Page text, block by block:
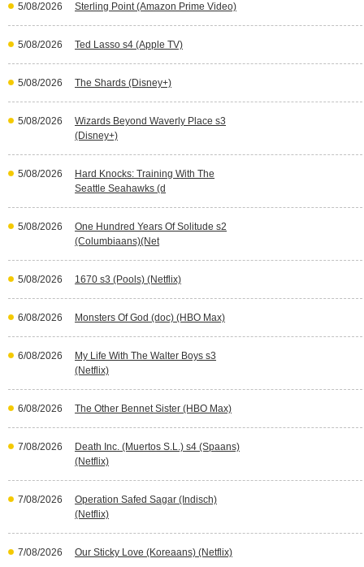
5/08/2026 Sterling Point (Amazon Prime Video)
5/08/2026 Ted Lasso s4 (Apple TV)
5/08/2026 The Shards (Disney+)
5/08/2026
Wizards Beyond Waverly Place s3
(Disney+)
5/08/2026
Hard Knocks: Training With The
Seattle Seahawks (d
5/08/2026
One Hundred Years Of Solitude s2
(Columbiaans)(Net
5/08/2026 1670 s3 (Pools) (Netflix)
6/08/2026 Monsters Of God (doc) (HBO Max)
6/08/2026
My Life With The Walter Boys s3
(Netflix)
6/08/2026 The Other Bennet Sister (HBO Max)
7/08/2026
Death Inc. (Muertos S.L.) s4 (Spaans)
(Netflix)
7/08/2026
Operation Safed Sagar (Indisch)
(Netflix)
7/08/2026 Our Sticky Love (Koreaans) (Netflix)